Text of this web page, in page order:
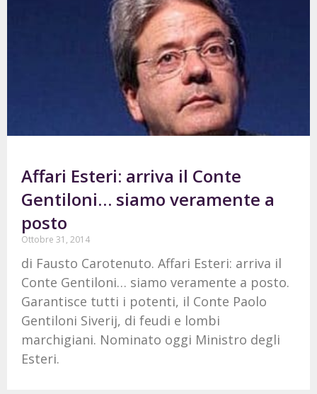
Affari Esteri: arriva il Conte
Gentiloni… siamo veramente a
posto
Ottobre 31, 2014
di Fausto Carotenuto. Affari Esteri: arriva il
Conte Gentiloni… siamo veramente a posto.
Garantisce tutti i potenti, il Conte Paolo
Gentiloni Siverij, di feudi e lombi
marchigiani. Nominato oggi Ministro degli
Esteri.